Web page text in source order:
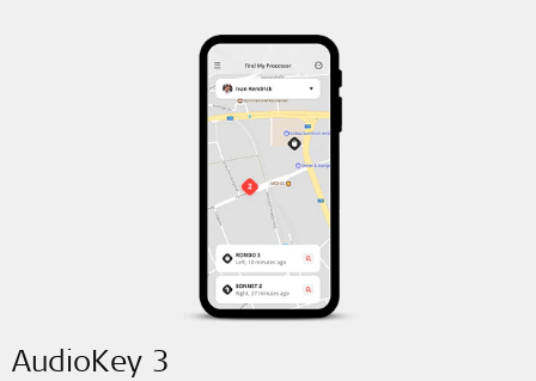
AudioKey 3